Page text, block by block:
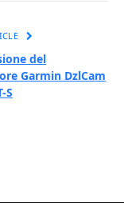
del
Garmin DzlCam
S